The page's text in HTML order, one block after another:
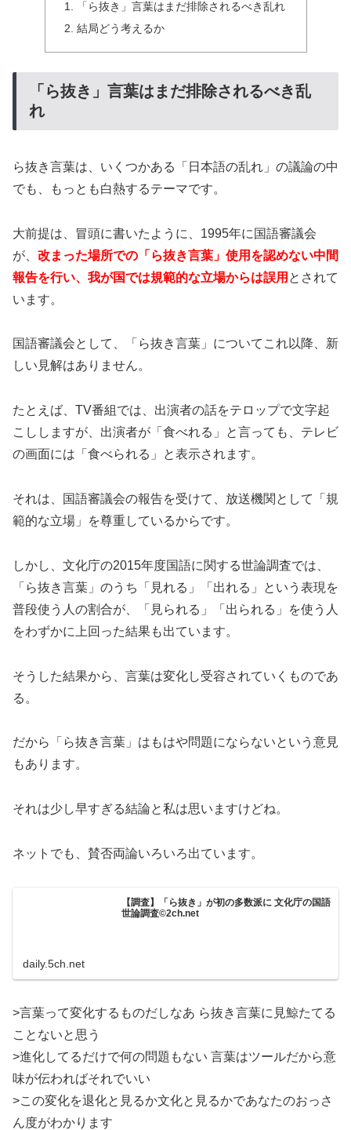
「ら抜き」言葉はまだ排除されるべき乱れ
結局どう考えるか
「ら抜き」言葉はまだ排除されるべき乱
れ
ら抜き言葉は、いくつかある「日本語の乱れ」の議論の中
でも、もっとも白熱するテーマです。
大前提は、冒頭に書いたように、1995年に国語審議会
が、 改まった場所での「ら抜き言葉」使用を認めない中間
報告を行い、我が国では規範的な立場からは誤用 とされて
います。
国語審議会として、「ら抜き言葉」についてこれ以降、新
しい見解はありません。
たとえば、TV番組では、出演者の話をテロップで文字起
こししますが、出演者が「食べれる」と言っても、テレビ
の画面には「食べられる」と表示されます。
それは、国語審議会の報告を受けて、放送機関として「規
範的な立場」を尊重しているからです。
しかし、文化庁の2015年度国語に関する世論調査では、
「ら抜き言葉」のうち「見れる」「出れる」という表現を
普段使う人の割合が、「見られる」「出られる」を使う人
をわずかに上回った結果も出ています。
そうした結果から、言葉は変化し受容されていくものであ
る。
だから「ら抜き言葉」はもはや問題にならないという意見
もあります。
それは少し早すぎる結論と私は思いますけどね。
ネットでも、賛否両論いろいろ出ています。
【調査】「ら抜き」が初の多数派に 文化庁の国語
世論調査©2ch.net
daily.5ch.net
>言葉って変化するものだしなあ ら抜き言葉に見鯨たてる
ことないと思う
>進化してるだけで何の問題もない 言葉はツールだから意
味が伝わればそれでいい
>この変化を退化と見るか文化と見るかであなたのおっさ
ん度がわかります